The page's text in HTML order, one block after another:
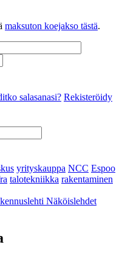
maksuton koejakso tästä.
salasanasi? Rekisteröidy
yrityskauppa NCC Espoo
talotekniikka rakentaminen
Näköislehdet